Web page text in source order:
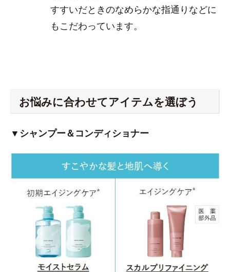
すすいだときのなめらかな指通りなどに
もこだわっています。
お悩みに合わせてアイテムを選ぼう
▼シャンプー＆コンディショナー